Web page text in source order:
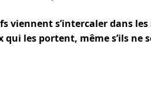
viennent s’intercaler dans
les portent, même s’ils ne